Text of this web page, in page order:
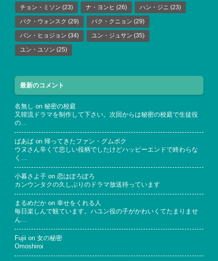
チョン・ミソン (23) ナ・ヨンヒ (26) ハン・ジニ (23)
パク・ウォンスク (29) パク・クニョン (29)
パン・ヒョジョン (34) ユン・ジュサン (35)
ユン・ユソン (25)
最新のコメント
名無し on 秘密の校庭
又韓流ドラマを制作して下さい。次回からは秘密の校庭で生徒役
の…
ばあば on 帰ってきたファン・グムボク
ウヌさん辛くて悲しい役柄でしたけどハッピーエンドで終わらな
く…
小暮さよ子 on 恋はぽろぽろ
カンウンタクの久しぶりのドラマ放送待っています
まるめだか on 幸せをくれる人
毎日楽しんで観ています。ハユン役の子がかわいくてたまりませ
ん…
Fujii on 女の秘密
Omoshiroi